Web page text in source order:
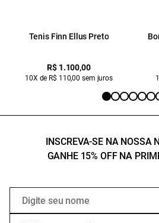
Tenis Finn Ellus Preto
R$ 1.100,00
10X de R$ 110,00 sem juros
INSCREVA-SE NA NOSSA
GANHE 15% OFF NA